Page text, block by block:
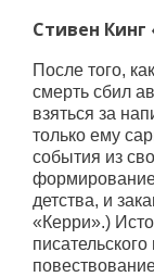
Стивен Кинг
После того,
смерть сбил
взяться за
только ему
события из
формирование
детства, и
«Керри».)